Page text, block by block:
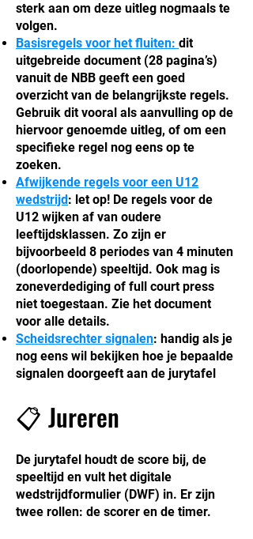
sterk aan om deze uitleg nogmaals te
volgen.
Basisregels voor het fluiten: dit
uitgebreide document (28 pagina’s)
vanuit de NBB geeft een goed
overzicht van de belangrijkste regels.
Gebruik dit vooral als aanvulling op de
hiervoor genoemde uitleg, of om een
specifieke regel nog eens op te
zoeken.
Afwijkende regels voor een U12
wedstrijd: let op! De regels voor de
U12 wijken af van oudere
leeftijdsklassen. Zo zijn er
bijvoorbeeld 8 periodes van 4 minuten
(doorlopende) speeltijd. Ook mag is
zoneverdediging of full court press
niet toegestaan. Zie het document
voor alle details.
Scheidsrechter signalen: handig als je
nog eens wil bekijken hoe je bepaalde
signalen doorgeeft aan de jurytafel
📋 Jureren
De jurytafel houdt de score bij, de
speeltijd en vult het digitale
wedstrijdformulier (DWF) in. Er zijn
twee rollen: de scorer en de timer.